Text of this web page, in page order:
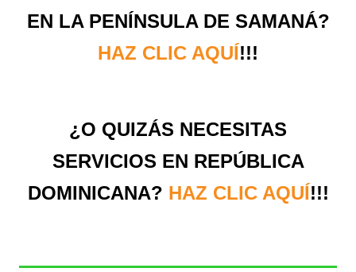
EN LA PENÍNSULA DE SAMANÁ?
HAZ CLIC AQUÍ!!!
¿O QUIZÁS NECESITAS
SERVICIOS EN REPÚBLICA
DOMINICANA? HAZ CLIC AQUÍ!!!